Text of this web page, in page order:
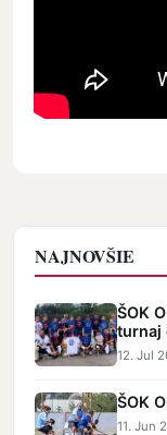
NAJNOVŠIE
ŠOK
turnaj
12. Jul
ŠOK
11. Jun